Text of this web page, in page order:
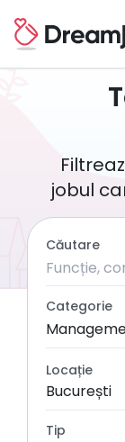
jobul
Căutare
Categorie
Locație
București
Tip